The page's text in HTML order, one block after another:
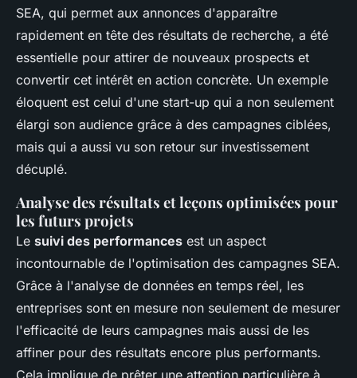
SEA, qui permet aux annonces d'apparaître
rapidement en tête des résultats de recherche, a été
essentielle pour attirer de nouveaux prospects et
convertir cet intérêt en action concrète. Un exemple
éloquent est celui d'une start-up qui a non seulement
élargi son audience grâce à des campagnes ciblées,
mais qui a aussi vu son retour sur investissement
décuplé.
Analyse des résultats et leçons optimisées pour
les futurs projets
Le suivi des performances est un aspect
incontournable de l'optimisation des campagnes SEA.
Grâce à l'analyse de données en temps réel, les
entreprises sont en mesure non seulement de mesurer
l'efficacité de leurs campagnes mais aussi de les
affiner pour des résultats encore plus performants.